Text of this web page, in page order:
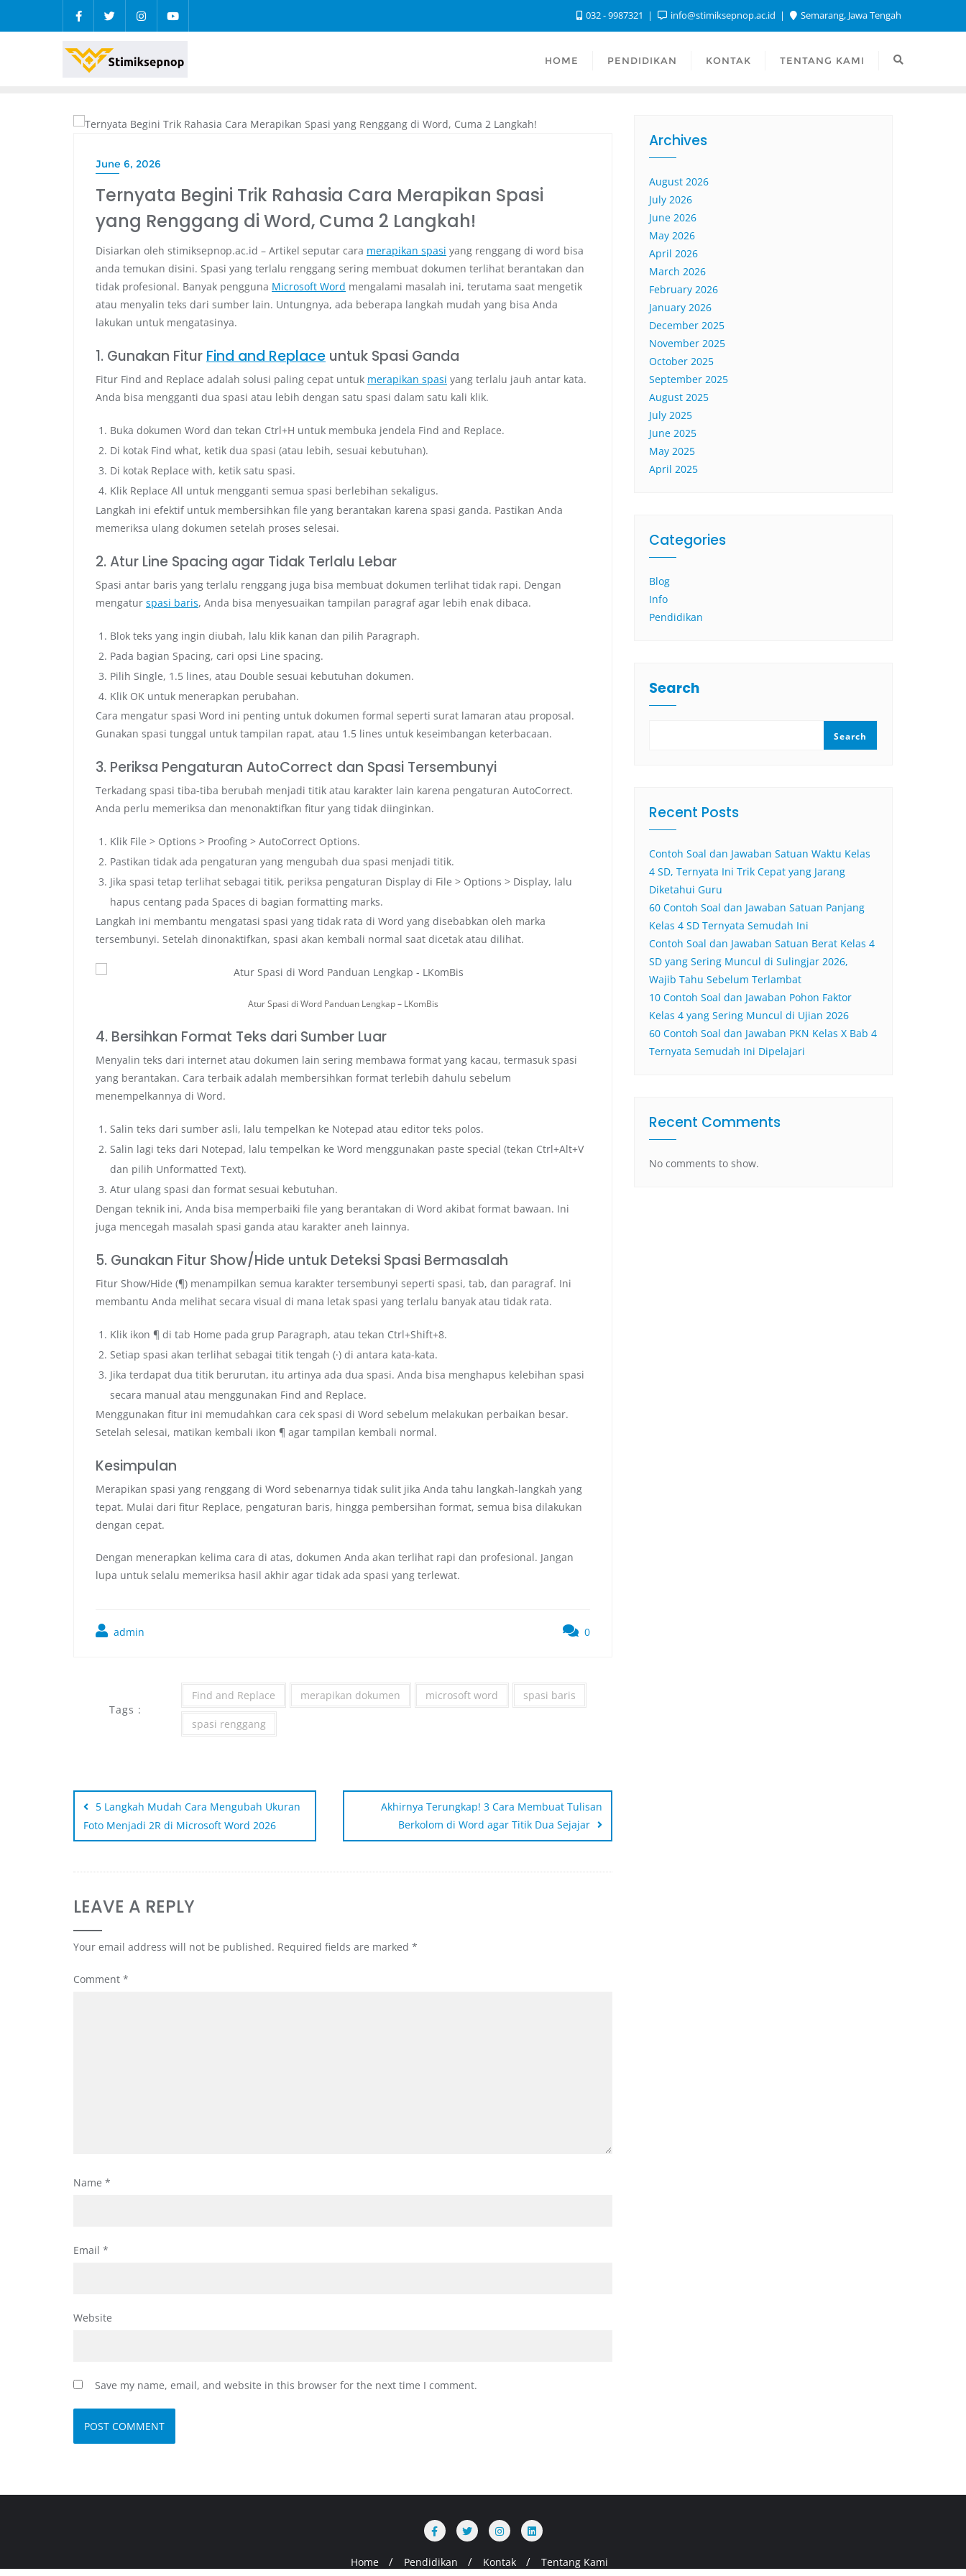
032 - 9987321 info@stimiksepnop.ac.id Semarang, Jawa Tengah
HOME PENDIDIKAN KONTAK TENTANG KAMI
June 6, 2026
Ternyata Begini Trik Rahasia Cara Merapikan Spasi
yang Renggang di Word, Cuma 2 Langkah!
Disiarkan oleh stimiksepnop.ac.id – Artikel seputar cara merapikan spasi yang renggang di word bisa
anda temukan disini. Spasi yang terlalu renggang sering membuat dokumen terlihat berantakan dan
tidak profesional. Banyak pengguna Microsoft Word mengalami masalah ini, terutama saat mengetik
atau menyalin teks dari sumber lain. Untungnya, ada beberapa langkah mudah yang bisa Anda
lakukan untuk mengatasinya.
1. Gunakan Fitur Find and Replace untuk Spasi Ganda
Fitur Find and Replace adalah solusi paling cepat untuk merapikan spasi yang terlalu jauh antar kata.
Anda bisa mengganti dua spasi atau lebih dengan satu spasi dalam satu kali klik.
Buka dokumen Word dan tekan Ctrl+H untuk membuka jendela Find and Replace.
Di kotak Find what, ketik dua spasi (atau lebih, sesuai kebutuhan).
Di kotak Replace with, ketik satu spasi.
Klik Replace All untuk mengganti semua spasi berlebihan sekaligus.
Langkah ini efektif untuk membersihkan file yang berantakan karena spasi ganda. Pastikan Anda
memeriksa ulang dokumen setelah proses selesai.
2. Atur Line Spacing agar Tidak Terlalu Lebar
Spasi antar baris yang terlalu renggang juga bisa membuat dokumen terlihat tidak rapi. Dengan
mengatur spasi baris, Anda bisa menyesuaikan tampilan paragraf agar lebih enak dibaca.
Blok teks yang ingin diubah, lalu klik kanan dan pilih Paragraph.
Pada bagian Spacing, cari opsi Line spacing.
Pilih Single, 1.5 lines, atau Double sesuai kebutuhan dokumen.
Klik OK untuk menerapkan perubahan.
Cara mengatur spasi Word ini penting untuk dokumen formal seperti surat lamaran atau proposal.
Gunakan spasi tunggal untuk tampilan rapat, atau 1.5 lines untuk keseimbangan keterbacaan.
3. Periksa Pengaturan AutoCorrect dan Spasi Tersembunyi
Terkadang spasi tiba-tiba berubah menjadi titik atau karakter lain karena pengaturan AutoCorrect.
Anda perlu memeriksa dan menonaktifkan fitur yang tidak diinginkan.
Klik File > Options > Proofing > AutoCorrect Options.
Pastikan tidak ada pengaturan yang mengubah dua spasi menjadi titik.
Jika spasi tetap terlihat sebagai titik, periksa pengaturan Display di File > Options > Display, lalu
hapus centang pada Spaces di bagian formatting marks.
Langkah ini membantu mengatasi spasi yang tidak rata di Word yang disebabkan oleh marka
tersembunyi. Setelah dinonaktifkan, spasi akan kembali normal saat dicetak atau dilihat.
Atur Spasi di Word Panduan Lengkap – LKomBis
4. Bersihkan Format Teks dari Sumber Luar
Menyalin teks dari internet atau dokumen lain sering membawa format yang kacau, termasuk spasi
yang berantakan. Cara terbaik adalah membersihkan format terlebih dahulu sebelum
menempelkannya di Word.
Salin teks dari sumber asli, lalu tempelkan ke Notepad atau editor teks polos.
Salin lagi teks dari Notepad, lalu tempelkan ke Word menggunakan paste special (tekan Ctrl+Alt+V
dan pilih Unformatted Text).
Atur ulang spasi dan format sesuai kebutuhan.
Dengan teknik ini, Anda bisa memperbaiki file yang berantakan di Word akibat format bawaan. Ini
juga mencegah masalah spasi ganda atau karakter aneh lainnya.
5. Gunakan Fitur Show/Hide untuk Deteksi Spasi Bermasalah
Fitur Show/Hide (¶) menampilkan semua karakter tersembunyi seperti spasi, tab, dan paragraf. Ini
membantu Anda melihat secara visual di mana letak spasi yang terlalu banyak atau tidak rata.
Klik ikon ¶ di tab Home pada grup Paragraph, atau tekan Ctrl+Shift+8.
Setiap spasi akan terlihat sebagai titik tengah (·) di antara kata-kata.
Jika terdapat dua titik berurutan, itu artinya ada dua spasi. Anda bisa menghapus kelebihan spasi
secara manual atau menggunakan Find and Replace.
Menggunakan fitur ini memudahkan cara cek spasi di Word sebelum melakukan perbaikan besar.
Setelah selesai, matikan kembali ikon ¶ agar tampilan kembali normal.
Kesimpulan
Merapikan spasi yang renggang di Word sebenarnya tidak sulit jika Anda tahu langkah-langkah yang
tepat. Mulai dari fitur Replace, pengaturan baris, hingga pembersihan format, semua bisa dilakukan
dengan cepat.
Dengan menerapkan kelima cara di atas, dokumen Anda akan terlihat rapi dan profesional. Jangan
lupa untuk selalu memeriksa hasil akhir agar tidak ada spasi yang terlewat.
admin 0
Tags :
Find and Replace merapikan dokumen microsoft word spasi baris
spasi renggang
5 Langkah Mudah Cara Mengubah Ukuran
Foto Menjadi 2R di Microsoft Word 2026
Akhirnya Terungkap! 3 Cara Membuat Tulisan
Berkolom di Word agar Titik Dua Sejajar
LEAVE A REPLY
Your email address will not be published. Required fields are marked *
Comment *
Name *
Email *
Website
Save my name, email, and website in this browser for the next time I comment.
Archives
August 2026
July 2026
June 2026
May 2026
April 2026
March 2026
February 2026
January 2026
December 2025
November 2025
October 2025
September 2025
August 2025
July 2025
June 2025
May 2025
April 2025
Categories
Blog
Info
Pendidikan
Search
Search
Recent Posts
Contoh Soal dan Jawaban Satuan Waktu Kelas
4 SD, Ternyata Ini Trik Cepat yang Jarang
Diketahui Guru
60 Contoh Soal dan Jawaban Satuan Panjang
Kelas 4 SD Ternyata Semudah Ini
Contoh Soal dan Jawaban Satuan Berat Kelas 4
SD yang Sering Muncul di Sulingjar 2026,
Wajib Tahu Sebelum Terlambat
10 Contoh Soal dan Jawaban Pohon Faktor
Kelas 4 yang Sering Muncul di Ujian 2026
60 Contoh Soal dan Jawaban PKN Kelas X Bab 4
Ternyata Semudah Ini Dipelajari
Recent Comments
No comments to show.
Home Pendidikan Kontak Tentang Kami